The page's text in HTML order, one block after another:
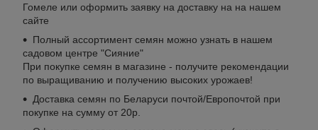
Гомеле или оформить заявку на доставку на на нашем
сайте
Полный ассортимент семян можно узнать в нашем
садовом центре "Сияние"
При покупке семян в магазине - получите рекомендации
по выращиванию и получению высоких урожаев!
Доставка семян по Беларуси почтой/Европочтой при
покупке на сумму от 20р.